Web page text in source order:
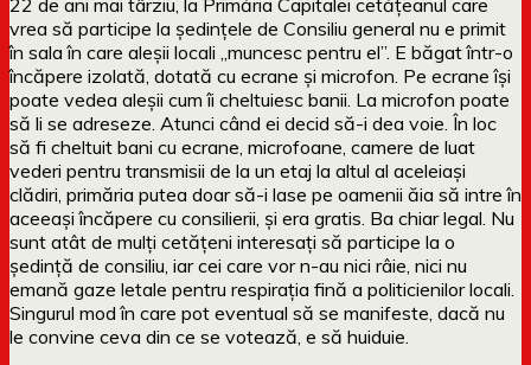
vrea să participe la ședințele de Consiliu general nu e primit
în sala în care aleșii locali „muncesc pentru el”. E băgat într-o
încăpere izolată, dotată cu ecrane și microfon. Pe ecrane își
poate vedea aleșii cum îi cheltuiesc banii. La microfon poate
să li se adreseze. Atunci când ei decid să-i dea voie. În loc
să fi cheltuit bani cu ecrane, microfoane, camere de luat
vederi pentru transmisii de la un etaj la altul al aceleiași
clădiri, primăria putea doar să-i lase pe oamenii ăia să intre în
aceeași încăpere cu consilierii, și era gratis. Ba chiar legal. Nu
sunt atât de mulți cetățeni interesați să participe la o
ședință de consiliu, iar cei care vor n-au nici râie, nici nu
emană gaze letale pentru respirația fină a politicienilor locali.
Singurul mod în care pot eventual să se manifeste, dacă nu
le convine ceva din ce se votează, e să huiduie.